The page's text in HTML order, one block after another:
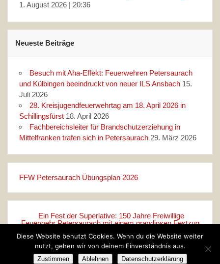
1. August 2026| 20:36
Neueste Beiträge
Besuch mit Aha‑Effekt: Feuerwehren Petersaurach
und Külbingen beeindruckt von neuer ILS Ansbach 15.
Juli 2026
28. Kreisjugendfeuerwehrtag am 18. April 2026 in
Schillingsfürst 18. April 2026
Fachbereichsleiter für Brandschutzerziehung in
Mittelfranken trafen sich in Petersaurach 29. März 2026
FFW Petersaurach Übungsplan 2026
Ein Fest der Superlative: 150 Jahre Freiwillige
Feuerwehr Petersaurach mit einem grandiosen Festzug
Erstellt mitWordPressundRubine.
Diese Website benutzt Cookies. Wenn du die Website weiter
nutzt, gehen wir von deinem Einverständnis aus.
Zustimmen Ablehnen Datenschutzerklärung